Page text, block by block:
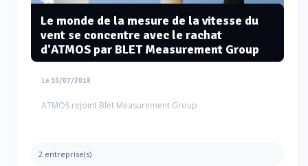
Le monde de la mesure de la vitesse du
vent se concentre avec le rachat
d'ATMOS par BLET Measurement Group
Le 10/07/2018
ATMOS rejoint Blet Measurement Group
2 entreprise(s)